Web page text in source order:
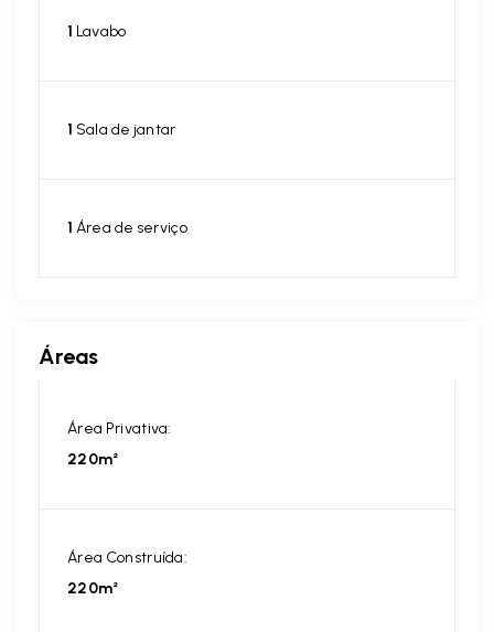
1 Lavabo
1 Sala de jantar
1 Área de serviço
Áreas
Área Privativa:
220m²
Área Construída:
220m²